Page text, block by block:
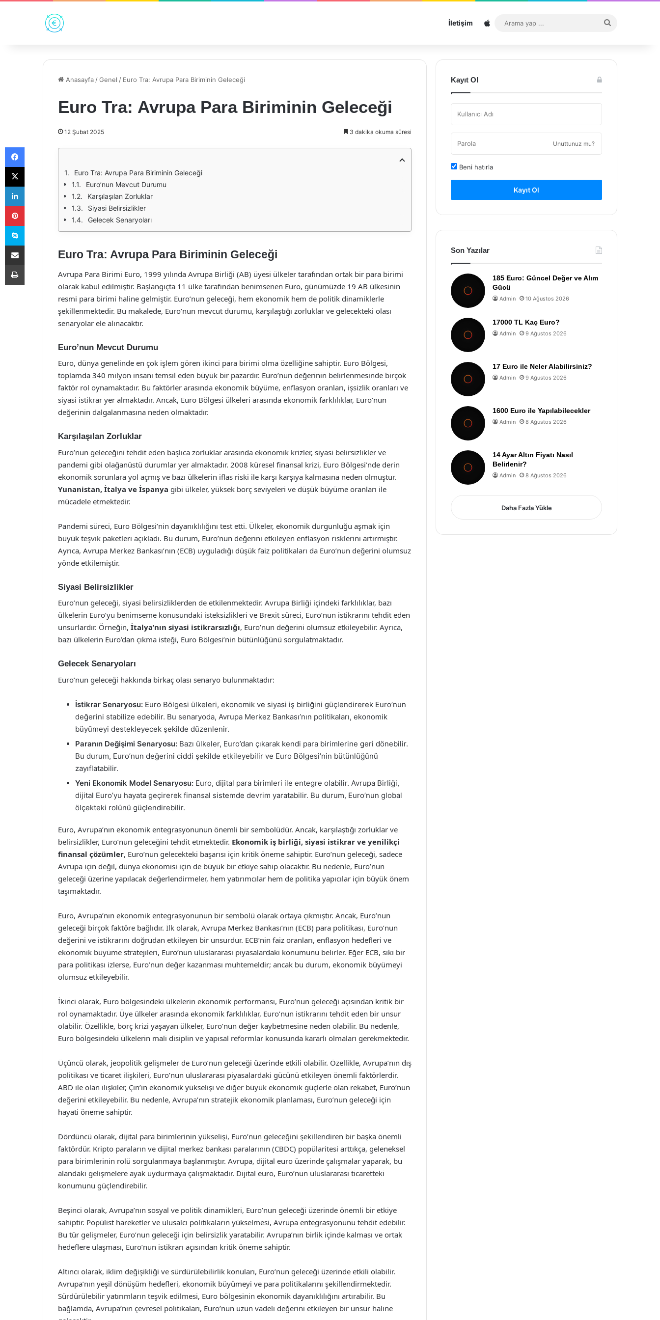
İletişim Sitemap
...
Anasayfa /Genel / Euro Tra: Avrupa Para Biriminin Geleceği
Euro Tra: Avrupa Para Biriminin Geleceği
12 Şubat 2025 3 dakika okuma süresi
Euro Tra: Avrupa Para Biriminin Geleceği
Euro’nun Mevcut Durumu
Karşılaşılan Zorluklar
Siyasi Belirsizlikler
Gelecek Senaryoları
Euro Tra: Avrupa Para Biriminin Geleceği
Avrupa Para Birimi Euro, 1999 yılında Avrupa Birliği (AB) üyesi ülkeler tarafından ortak bir para birimi
olarak kabul edilmiştir. Başlangıçta 11 ülke tarafından benimsenen Euro, günümüzde 19 AB ülkesinin
resmi para birimi haline gelmiştir. Euro’nun geleceği, hem ekonomik hem de politik dinamiklerle
şekillenmektedir. Bu makalede, Euro’nun mevcut durumu, karşılaştığı zorluklar ve gelecekteki olası
senaryolar ele alınacaktır.
Euro’nun Mevcut Durumu
Euro, dünya genelinde en çok işlem gören ikinci para birimi olma özelliğine sahiptir. Euro Bölgesi,
toplamda 340 milyon insanı temsil eden büyük bir pazardır. Euro’nun değerinin belirlenmesinde birçok
faktör rol oynamaktadır. Bu faktörler arasında ekonomik büyüme, enflasyon oranları, işsizlik oranları ve
siyasi istikrar yer almaktadır. Ancak, Euro Bölgesi ülkeleri arasında ekonomik farklılıklar, Euro’nun
değerinin dalgalanmasına neden olmaktadır.
Karşılaşılan Zorluklar
Euro’nun geleceğini tehdit eden başlıca zorluklar arasında ekonomik krizler, siyasi belirsizlikler ve
pandemi gibi olağanüstü durumlar yer almaktadır. 2008 küresel finansal krizi, Euro Bölgesi’nde derin
ekonomik sorunlara yol açmış ve bazı ülkelerin iflas riski ile karşı karşıya kalmasına neden olmuştur.
Yunanistan, İtalya ve İspanya gibi ülkeler, yüksek borç seviyeleri ve düşük büyüme oranları ile
mücadele etmektedir.
Pandemi süreci, Euro Bölgesi’nin dayanıklılığını test etti. Ülkeler, ekonomik durgunluğu aşmak için
büyük teşvik paketleri açıkladı. Bu durum, Euro’nun değerini etkileyen enflasyon risklerini artırmıştır.
Ayrıca, Avrupa Merkez Bankası’nın (ECB) uyguladığı düşük faiz politikaları da Euro’nun değerini olumsuz
yönde etkilemiştir.
Siyasi Belirsizlikler
Euro’nun geleceği, siyasi belirsizliklerden de etkilenmektedir. Avrupa Birliği içindeki farklılıklar, bazı
ülkelerin Euro’yu benimseme konusundaki isteksizlikleri ve Brexit süreci, Euro’nun istikrarını tehdit eden
unsurlardır. Örneğin, İtalya’nın siyasi istikrarsızlığı, Euro’nun değerini olumsuz etkileyebilir. Ayrıca,
bazı ülkelerin Euro’dan çıkma isteği, Euro Bölgesi’nin bütünlüğünü sorgulatmaktadır.
Gelecek Senaryoları
Euro’nun geleceği hakkında birkaç olası senaryo bulunmaktadır:
İstikrar Senaryosu: Euro Bölgesi ülkeleri, ekonomik ve siyasi iş birliğini güçlendirerek Euro’nun
değerini stabilize edebilir. Bu senaryoda, Avrupa Merkez Bankası’nın politikaları, ekonomik
büyümeyi destekleyecek şekilde düzenlenir.
Paranın Değişimi Senaryosu: Bazı ülkeler, Euro’dan çıkarak kendi para birimlerine geri dönebilir.
Bu durum, Euro’nun değerini ciddi şekilde etkileyebilir ve Euro Bölgesi’nin bütünlüğünü
zayıflatabilir.
Yeni Ekonomik Model Senaryosu: Euro, dijital para birimleri ile entegre olabilir. Avrupa Birliği,
dijital Euro’yu hayata geçirerek finansal sistemde devrim yaratabilir. Bu durum, Euro’nun global
ölçekteki rolünü güçlendirebilir.
Euro, Avrupa’nın ekonomik entegrasyonunun önemli bir sembolüdür. Ancak, karşılaştığı zorluklar ve
belirsizlikler, Euro’nun geleceğini tehdit etmektedir. Ekonomik iş birliği, siyasi istikrar ve yenilikçi
finansal çözümler, Euro’nun gelecekteki başarısı için kritik öneme sahiptir. Euro’nun geleceği, sadece
Avrupa için değil, dünya ekonomisi için de büyük bir etkiye sahip olacaktır. Bu nedenle, Euro’nun
geleceği üzerine yapılacak değerlendirmeler, hem yatırımcılar hem de politika yapıcılar için büyük önem
taşımaktadır.
Euro, Avrupa’nın ekonomik entegrasyonunun bir sembolü olarak ortaya çıkmıştır. Ancak, Euro’nun
geleceği birçok faktöre bağlıdır. İlk olarak, Avrupa Merkez Bankası’nın (ECB) para politikası, Euro’nun
değerini ve istikrarını doğrudan etkileyen bir unsurdur. ECB’nin faiz oranları, enflasyon hedefleri ve
ekonomik büyüme stratejileri, Euro’nun uluslararası piyasalardaki konumunu belirler. Eğer ECB, sıkı bir
para politikası izlerse, Euro’nun değer kazanması muhtemeldir; ancak bu durum, ekonomik büyümeyi
olumsuz etkileyebilir.
İkinci olarak, Euro bölgesindeki ülkelerin ekonomik performansı, Euro’nun geleceği açısından kritik bir
rol oynamaktadır. Üye ülkeler arasında ekonomik farklılıklar, Euro’nun istikrarını tehdit eden bir unsur
olabilir. Özellikle, borç krizi yaşayan ülkeler, Euro’nun değer kaybetmesine neden olabilir. Bu nedenle,
Euro bölgesindeki ülkelerin mali disiplin ve yapısal reformlar konusunda kararlı olmaları gerekmektedir.
Üçüncü olarak, jeopolitik gelişmeler de Euro’nun geleceği üzerinde etkili olabilir. Özellikle, Avrupa’nın dış
politikası ve ticaret ilişkileri, Euro’nun uluslararası piyasalardaki gücünü etkileyen önemli faktörlerdir.
ABD ile olan ilişkiler, Çin’in ekonomik yükselişi ve diğer büyük ekonomik güçlerle olan rekabet, Euro’nun
değerini etkileyebilir. Bu nedenle, Avrupa’nın stratejik ekonomik planlaması, Euro’nun geleceği için
hayati öneme sahiptir.
Dördüncü olarak, dijital para birimlerinin yükselişi, Euro’nun geleceğini şekillendiren bir başka önemli
faktördür. Kripto paraların ve dijital merkez bankası paralarının (CBDC) popülaritesi arttıkça, geleneksel
para birimlerinin rolü sorgulanmaya başlanmıştır. Avrupa, dijital euro üzerinde çalışmalar yaparak, bu
alandaki gelişmelere ayak uydurmaya çalışmaktadır. Dijital euro, Euro’nun uluslararası ticaretteki
konumunu güçlendirebilir.
Beşinci olarak, Avrupa’nın sosyal ve politik dinamikleri, Euro’nun geleceği üzerinde önemli bir etkiye
sahiptir. Popülist hareketler ve ulusalcı politikaların yükselmesi, Avrupa entegrasyonunu tehdit edebilir.
Bu tür gelişmeler, Euro’nun geleceği için belirsizlik yaratabilir. Avrupa’nın birlik içinde kalması ve ortak
hedeflere ulaşması, Euro’nun istikrarı açısından kritik öneme sahiptir.
Altıncı olarak, iklim değişikliği ve sürdürülebilirlik konuları, Euro’nun geleceği üzerinde etkili olabilir.
Avrupa’nın yeşil dönüşüm hedefleri, ekonomik büyümeyi ve para politikalarını şekillendirmektedir.
Sürdürülebilir yatırımların teşvik edilmesi, Euro bölgesinin ekonomik dayanıklılığını artırabilir. Bu
bağlamda, Avrupa’nın çevresel politikaları, Euro’nun uzun vadeli değerini etkileyen bir unsur haline
Kayıt Ol
Unuttunuz mu?
Beni hatırla
Kayıt Ol
Son Yazılar
185 Euro: Güncel Değer ve Alım
Gücü
Admin 10 Ağustos 2026
17000 TL Kaç Euro?
Admin 9 Ağustos 2026
17 Euro ile Neler Alabilirsiniz?
Admin 9 Ağustos 2026
1600 Euro ile Yapılabilecekler
Admin 8 Ağustos 2026
14 Ayar Altın Fiyatı Nasıl
Belirlenir?
Admin 8 Ağustos 2026
Daha Fazla Yükle
Facebook
X
LinkedIn
Pinterest
Skype
E-Posta ile paylaş